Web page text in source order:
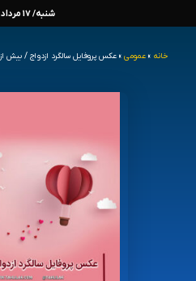
شنبه/ 17 مرداد / 1405
خانه » عمومی » عکس پروفایل سالگرد ازدواج / بیش از ۴۰ عکس زیبا